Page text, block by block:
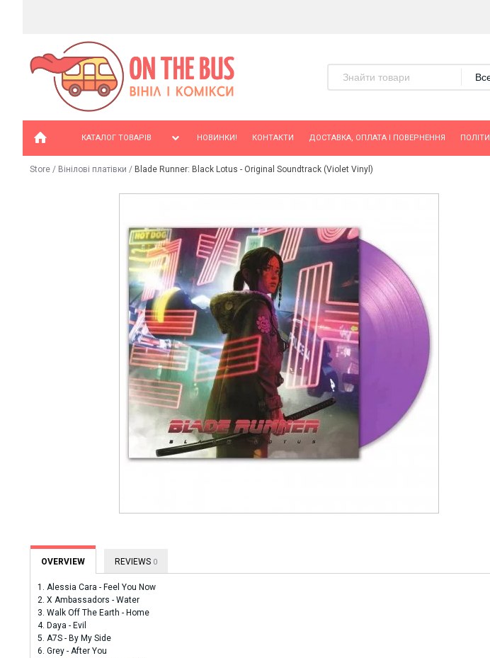
КАТАЛОГ ТОВАРІВ НОВИНКИ! КОНТАКТИ ДОСТАВКА, ОПЛАТА І ПОВЕРНЕННЯ
Store / Вінілові платівки / Blade Runner: Black Lotus - Original Soundtrack (Violet Vinyl)
OVERVIEW REVIEWS 0
1. Alessia Cara - Feel You Now
2. X Ambassadors - Water
3. Walk Off The Earth - Home
4. Daya - Evil
5. A7S - By My Side
6. Grey - After You